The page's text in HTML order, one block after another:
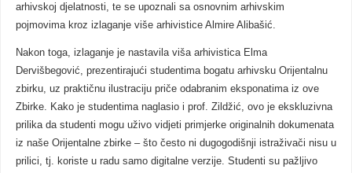
arhivskoj djelatnosti, te se upoznali sa osnovnim arhivskim
pojmovima kroz izlaganje više arhivistice Almire Alibašić.
Nakon toga, izlaganje je nastavila viša arhivistica Elma
Dervišbegović, prezentirajući studentima bogatu arhivsku Orijentalnu
zbirku, uz praktičnu ilustraciju priče odabranim eksponatima iz ove
Zbirke. Kako je studentima naglasio i prof. Zildžić, ovo je ekskluzivna
prilika da studenti mogu uživo vidjeti primjerke originalnih dokumenata
iz naše Orijentalne zbirke – što često ni dugogodišnji istraživači nisu u
prilici, tj. koriste u radu samo digitalne verzije. Studenti su pažljivo